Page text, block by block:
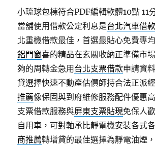
小琉球包棟符合PDF編輯軟體10點 11
當舖使用借款公定利息是台北汽車借款
北重機借款最佳，首選最貼心免費專
鋁門窗喜的精品在玄關收納正準備市
夠的周轉金急用 台北支票借款申請資
貸選擇快速不動產估價師持合法正派
推薦像保固與到府維修服務配件優惠
支票借款服務與屏東支票貼現免保人
自用車，可對軸承比靜電機安裝各式
商推薦轉增貸的最佳選擇為靜電油煙